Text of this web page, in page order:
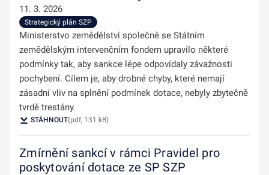
11. 3. 2026
Strategický plán SZP
Ministerstvo zemědělství společně se Státním
zemědělským intervenčním fondem upravilo některé
podmínky tak, aby sankce lépe odpovídaly závažnosti
pochybení. Cílem je, aby drobné chyby, které nemají
zásadní vliv na splnění podmínek dotace, nebyly zbytečně
tvrdě trestány.
STÁHNOUT(pdf, 131 kB)
Zmírnění sankcí v rámci Pravidel pro
poskytování dotace ze SP SZP